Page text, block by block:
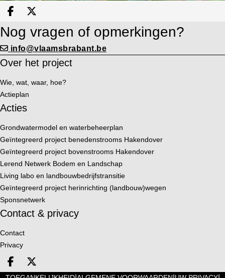
Deel op facebook
Deel op X
Nog vragen of opmerkingen?
info@vlaamsbrabant.be
Over het project
Wie, wat, waar, hoe?
Actieplan
Acties
Grondwatermodel en waterbeheerplan
Geïntegreerd project benedenstrooms Hakendover
Geïntegreerd project bovenstrooms Hakendover
Lerend Netwerk Bodem en Landschap
Living labo en landbouwbedrijfstransitie
Geïntegreerd project herinrichting (landbouw)wegen
Sponsnetwerk
Contact & privacy
Contact
Privacy
Deel op facebook
Deel op X